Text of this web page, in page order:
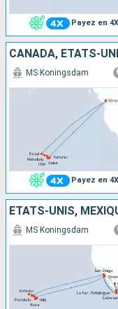
Payez en 4X
CANADA, ÉTATS-
Payez en 4X
MS Koningsdam
ÉTATS-UNIS,
MS Koningsdam